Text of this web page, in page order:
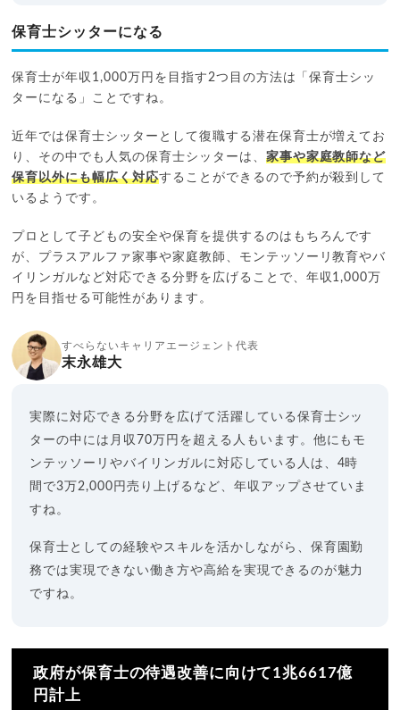
保育士シッターになる
保育士が年収1,000万円を目指す2つ目の方法は「保育士シッ
ターになる」ことですね。
近年では保育士シッターとして復職する潜在保育士が増えてお
り、その中でも人気の保育士シッターは、 家事や家庭教師など
保育以外にも幅広く対応することができるので予約が殺到して
いるようです。
プロとして子どもの安全や保育を提供するのはもちろんです
が、プラスアルファ家事や家庭教師、モンテッソーリ教育やバ
イリンガルなど対応できる分野を広げることで、年収1,000万
円を目指せる可能性があります。
すべらないキャリアエージェント代表
末永雄大
実際に対応できる分野を広げて活躍している保育士シッ
ターの中には月収70万円を超える人もいます。他にもモ
ンテッソーリやバイリンガルに対応している人は、4時
間で3万2,000円売り上げるなど、年収アップさせていま
すね。
保育士としての経験やスキルを活かしながら、保育園勤
務では実現できない働き方や高給を実現できるのが魅力
ですね。
政府が保育士の待遇改善に向けて1兆6617億
円計上